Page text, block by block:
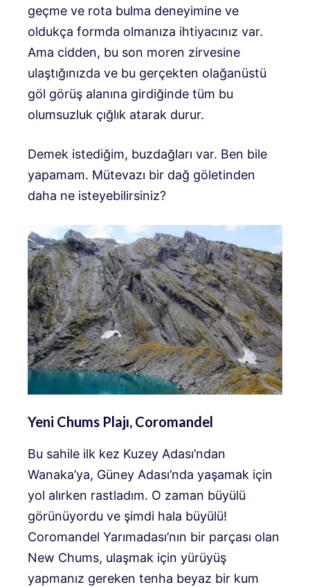
geçme ve rota bulma deneyimine ve
oldukça formda olmanıza ihtiyacınız var.
Ama cidden, bu son moren zirvesine
ulaştığınızda ve bu gerçekten olağanüstü
göl görüş alanına girdiğinde tüm bu
olumsuzluk çığlık atarak durur.
Demek istediğim, buzdağları var. Ben bile
yapamam. Mütevazı bir dağ göletinden
daha ne isteyebilirsiniz?
Yeni Chums Plajı, Coromandel
Bu sahile ilk kez Kuzey Adası’ndan
Wanaka’ya, Güney Adası’nda yaşamak için
yol alırken rastladım. O zaman büyülü
görünüyordu ve şimdi hala büyülü!
Coromandel Yarımadası’nın bir parçası olan
New Chums, ulaşmak için yürüyüş
yapmanız gereken tenha beyaz bir kum